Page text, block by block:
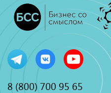
8 (800) 700 95 65